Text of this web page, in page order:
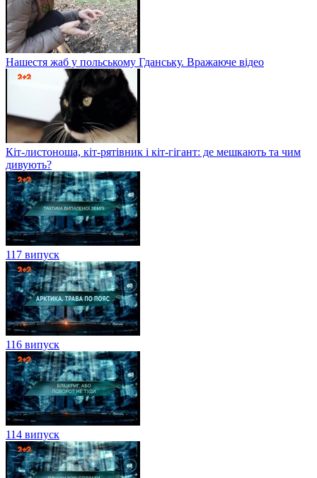
Нашестя жаб у польському Гданську. Вражаюче відео
Кіт-листоноша, кіт-рятівник і кіт-гігант: де мешкають та чим
дивують?
117 випуск
116 випуск
114 випуск